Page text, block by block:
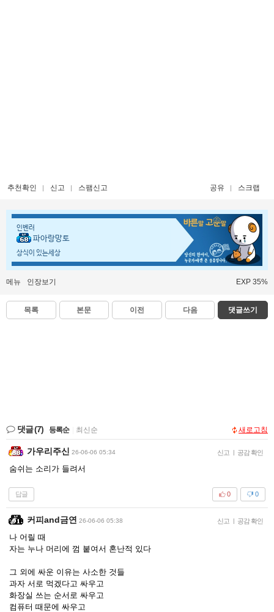
추천확인 신고 스팸신고 공유 스크랩
인벤러
파아랑망토
상식이 있는세상
메뉴 인장보기 EXP 35%
목록 본문 이전 다음 댓글쓰기
댓글(7) 등록순 최신순 새로고침
가우리주신 26-06-06 05:34 신고 | 공감 확인
숨쉬는 소리가 들려서
답글 0
0
커피and금연 26-06-06 05:38 신고 | 공감 확인
나 어릴 때
자는 누나 머리에 껌 붙여서 혼난적 있다
그 외에 싸운 이유는 사소한 것들
과자 서로 먹겠다고 싸우고
화장실 쓰는 순서로 싸우고
컴퓨터 때문에 싸우고